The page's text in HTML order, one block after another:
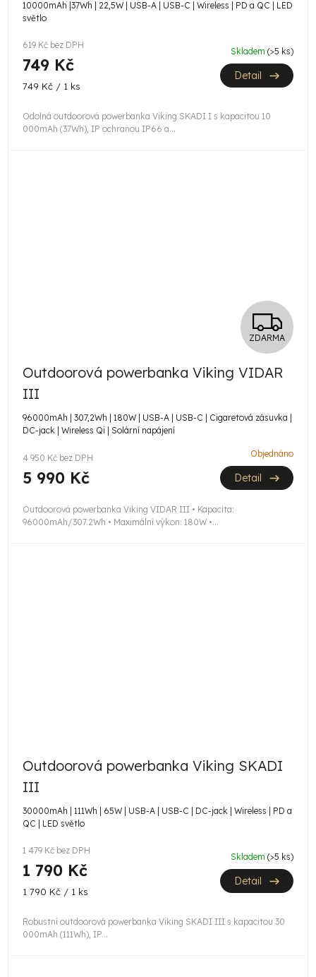
10000mAh |37Wh | 22,5W | USB-A | USB-C | Wireless | PD a QC | LED
světlo
619 Kč bez DPH
749 Kč
Měrná
749 Kč / 1 ks
Skladem (>5 ks)
Detail
Odolná outdoorová powerbanka Viking SKADI I s kapacitou 10
000mAh (37Wh), IP ochranou IP66 a...
Z
D
A
R
A
ZDARMA
Outdoorová powerbanka Viking VIDAR
III
96000mAh | 307,2Wh | 180W | USB-A | USB-C | Cigaretová zásuvka |
DC-jack | Wireless Qi | Solární napájení
4 950 Kč bez DPH
5 990 Kč
Objednáno
Detail
Outdoorová powerbanka Viking VIDAR III • Kapacita:
96000mAh/307.2Wh • Maximální výkon: 180W •...
Outdoorová powerbanka Viking SKADI
III
30000mAh | 111Wh | 65W | USB-A | USB-C | DC-jack | Wireless | PD a
QC | LED světlo
1 479 Kč bez DPH
1 790 Kč
Měrná
1 790 Kč / 1 ks
Skladem (>5 ks)
Detail
Robustní outdoorová powerbanka Viking SKADI III s kapacitou 30
000mAh (111Wh), IP...